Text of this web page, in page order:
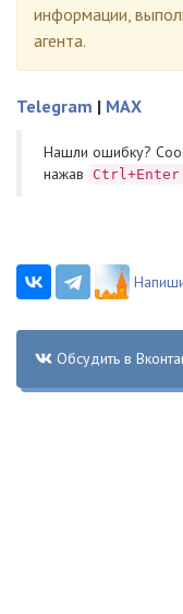
информации,
агента.
Telegram | MAX
Нашли ошибку?
нажав
Ctrl+Enter
Обсудить в